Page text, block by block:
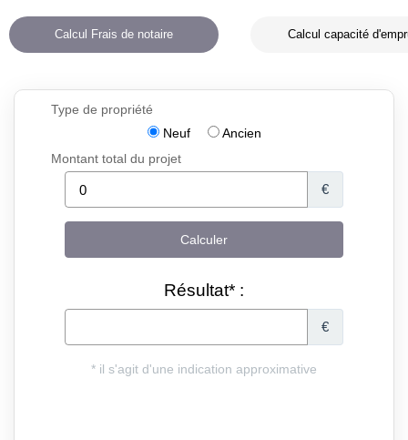
Calcul Frais de notaire Calcul capacité